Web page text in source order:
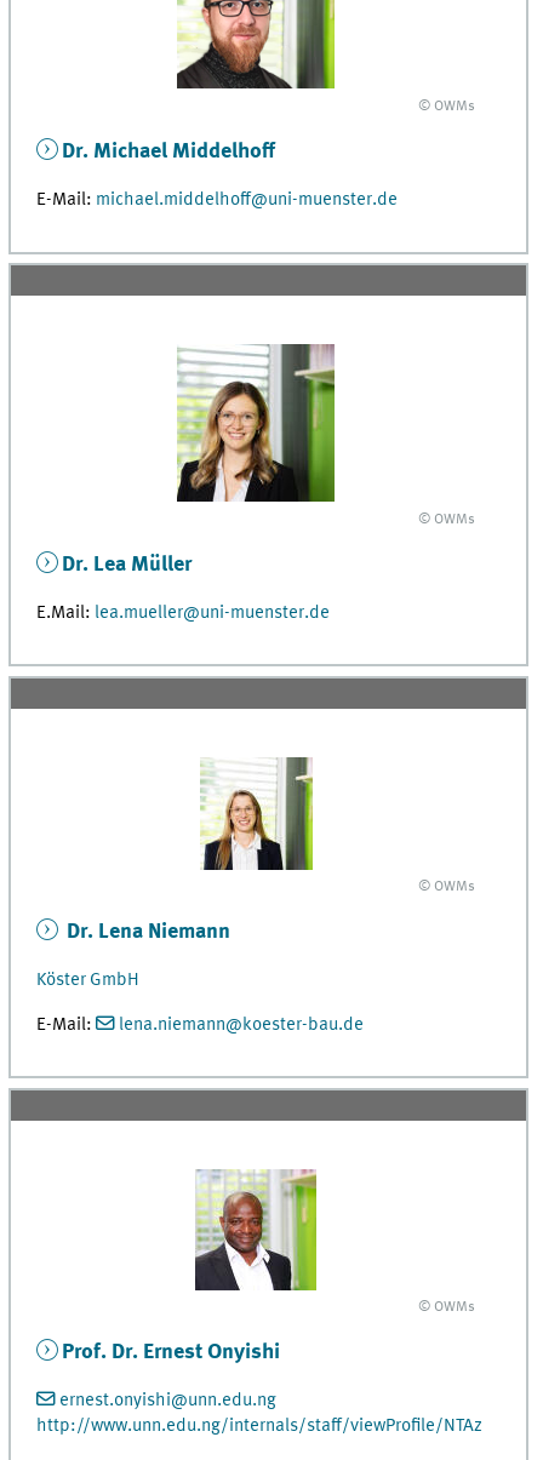
© OWMs
Dr. Michael Middelhoff
E-Mail: michael.middelhoff@uni-muenster.de
© OWMs
Dr. Lea Müller
E.Mail: lea.mueller@uni-muenster.de
© OWMs
Dr. Lena Niemann
Köster GmbH
E-Mail: lena.niemann@koester-bau.de
© OWMs
Prof. Dr. Ernest Onyishi
ernest.onyishi@unn.edu.ng
http://www.unn.edu.ng/internals/staff/viewProfile/NTAz